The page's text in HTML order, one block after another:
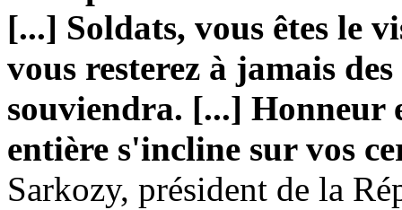
[...] Soldats, vous êtes le
vous resterez à jamais
souviendra. [...] Honneur
entière s'incline sur vos
Sarkozy, président de la